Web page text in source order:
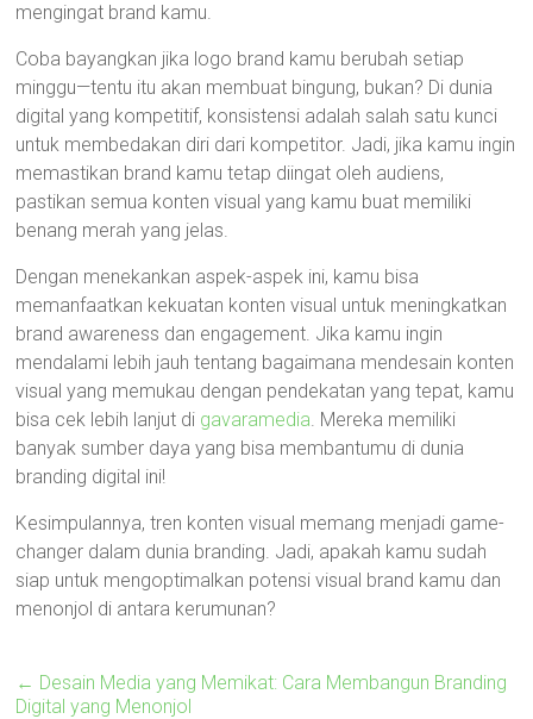
mengingat brand kamu.
Coba bayangkan jika logo brand kamu berubah setiap
minggu—tentu itu akan membuat bingung, bukan? Di dunia
digital yang kompetitif, konsistensi adalah salah satu kunci
untuk membedakan diri dari kompetitor. Jadi, jika kamu ingin
memastikan brand kamu tetap diingat oleh audiens,
pastikan semua konten visual yang kamu buat memiliki
benang merah yang jelas.
Dengan menekankan aspek-aspek ini, kamu bisa
memanfaatkan kekuatan konten visual untuk meningkatkan
brand awareness dan engagement. Jika kamu ingin
mendalami lebih jauh tentang bagaimana mendesain konten
visual yang memukau dengan pendekatan yang tepat, kamu
bisa cek lebih lanjut di gavaramedia. Mereka memiliki
banyak sumber daya yang bisa membantumu di dunia
branding digital ini!
Kesimpulannya, tren konten visual memang menjadi game-
changer dalam dunia branding. Jadi, apakah kamu sudah
siap untuk mengoptimalkan potensi visual brand kamu dan
menonjol di antara kerumunan?
← Desain Media yang Memikat: Cara Membangun Branding
Digital yang Menonjol